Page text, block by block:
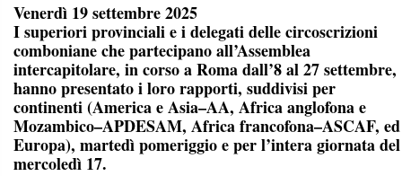
Venerdì 19 settembre 2025
I superiori provinciali e i delegati delle circoscrizioni
comboniane che partecipano all’Assemblea
intercapitolare, in corso a Roma dall’8 al 27 settembre,
hanno presentato i loro rapporti, suddivisi per
continenti (America e Asia–AA, Africa anglofona e
Mozambico–APDESAM, Africa francofona–ASCAF, ed
Europa), martedì pomeriggio e per l’intera giornata del
mercoledì 17.